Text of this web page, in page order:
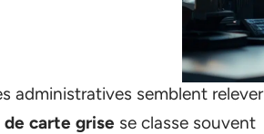
administratives semblent relever
de carte grise se classe souvent